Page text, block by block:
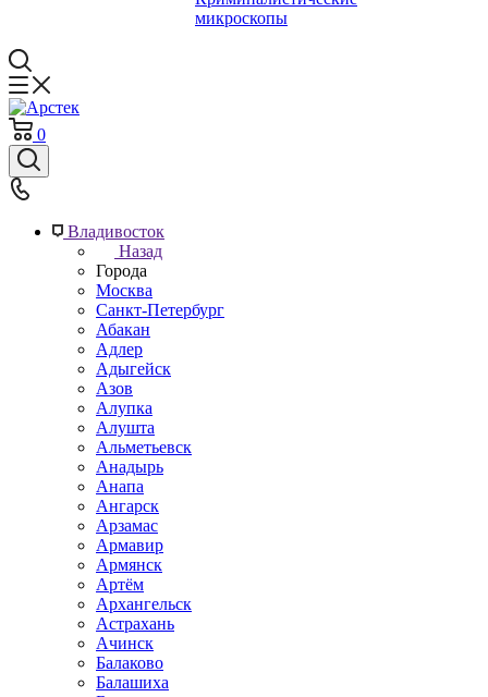
микроскопы
0
Владивосток
Назад
Города
Москва
Санкт-Петербург
Абакан
Адлер
Адыгейск
Азов
Алупка
Алушта
Альметьевск
Анадырь
Анапа
Ангарск
Арзамас
Армавир
Армянск
Артём
Архангельск
Астрахань
Ачинск
Балаково
Балашиха